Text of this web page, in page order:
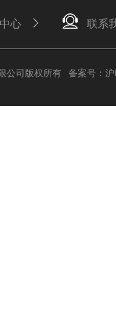
心 联系
公司版权所有 备案号：